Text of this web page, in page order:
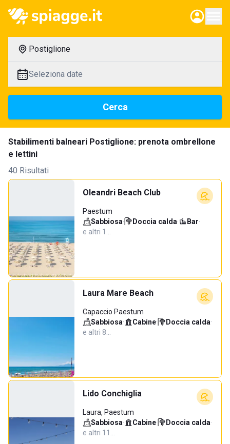
Postiglione
Seleziona date
Cerca
Stabilimenti balneari Postiglione: prenota ombrellone
e lettini
40 Risultati
Oleandri Beach Club
Paestum
Sabbiosa· Doccia calda· Bar·
e altri 1…
Laura Mare Beach
Capaccio Paestum
Sabbiosa· Cabine· Doccia calda·
e altri 8…
Lido Conchiglia
Laura, Paestum
Sabbiosa· Cabine· Doccia calda·
e altri 11…